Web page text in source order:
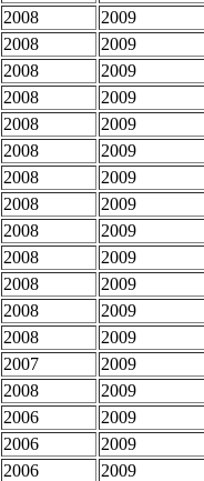
2008
2009
2008
2009
2008
2009
2008
2009
2008
2009
2008
2009
2008
2009
2008
2009
2008
2009
2008
2009
2008
2009
2008
2009
2008
2009
2007
2009
2008
2009
2006
2009
2006
2009
2006
2009